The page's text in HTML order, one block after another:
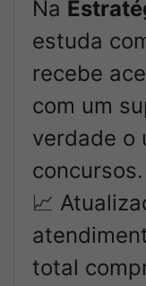
Na
estuda
recebe
com um
verdade o
concursos.
📈
total